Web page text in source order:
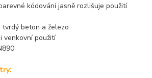
kódování jasně rozlišuje použití
tvrdý beton a železo
venkovní použití